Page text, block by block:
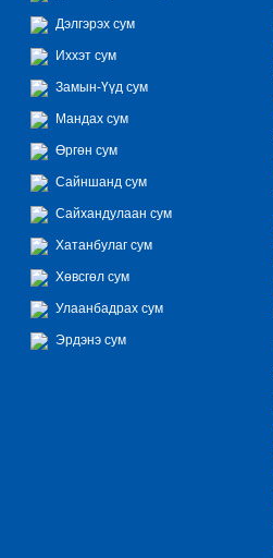
Дэлгэрэх сум
Иххэт сум
Замын-Үүд сум
Мандах сум
Өргөн сум
Сайншанд сум
Сайхандулаан сум
Хатанбулаг сум
Хөвсгөл сум
Улаанбадрах сум
Эрдэнэ сум